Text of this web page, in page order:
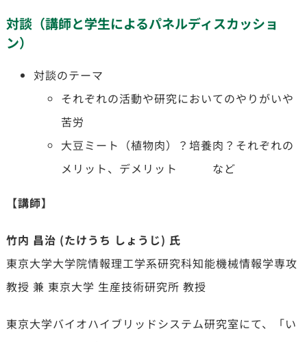
対談（講師と学生によるパネルディスカッショ
ン）
対談のテーマ
それぞれの活動や研究においてのやりがいや
苦労
大豆ミート（植物肉）？培養肉？それぞれの
メリット、デメリット など
【講師】
竹内 昌治 (たけうち しょうじ) 氏
東京大学大学院情報理工学系研究科知能機械情報学専攻
教授 兼 東京大学 生産技術研究所 教授
東京大学バイオハイブリッドシステム研究室にて、「い